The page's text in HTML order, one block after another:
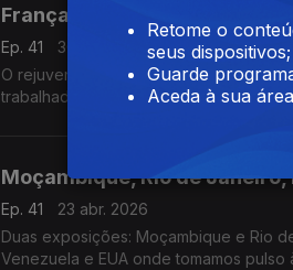
França, Brasil, EUA, Irlanda,
Ep. 41
30 abr. 2026
O rejuvenescer de um Podcast Luso-
trabalhadores. Uma exposição em
Moçambique, Rio de Janeiro,
Ep. 41
23 abr. 2026
Duas exposições: Moçambique e Rio
Venezuela e EUA onde tomamos
Retome o
seus dispositivos;
Guarde
Aceda à sua